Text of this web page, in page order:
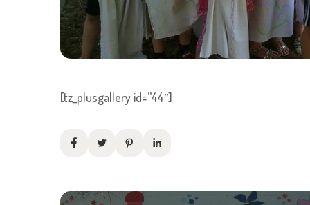
[tz_plusgallery id=”44″]